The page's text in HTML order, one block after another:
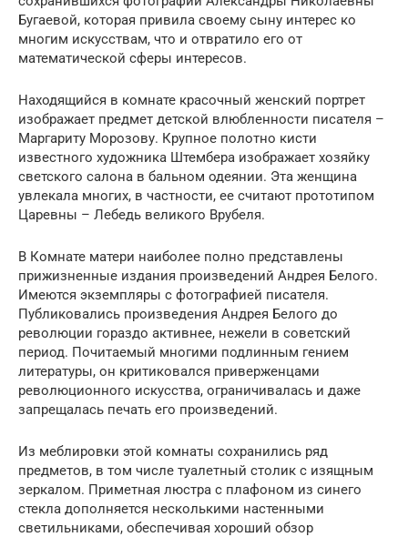
Бугаевой, которая привила своему сыну интерес ко
многим искусствам, что и отвратило его от
математической сферы интересов.
Находящийся в комнате красочный женский портрет
изображает предмет детской влюбленности писателя –
Маргариту Морозову. Крупное полотно кисти
известного художника Штембера изображает хозяйку
светского салона в бальном одеянии. Эта женщина
увлекала многих, в частности, ее считают прототипом
Царевны – Лебедь великого Врубеля.
В Комнате матери наиболее полно представлены
прижизненные издания произведений Андрея Белого.
Имеются экземпляры с фотографией писателя.
Публиковались произведения Андрея Белого до
революции гораздо активнее, нежели в советский
период. Почитаемый многими подлинным гением
литературы, он критиковался приверженцами
революционного искусства, ограничивалась и даже
запрещалась печать его произведений.
Из меблировки этой комнаты сохранились ряд
предметов, в том числе туалетный столик с изящным
зеркалом. Приметная люстра с плафоном из синего
стекла дополняется несколькими настенными
светильниками, обеспечивая хороший обзор